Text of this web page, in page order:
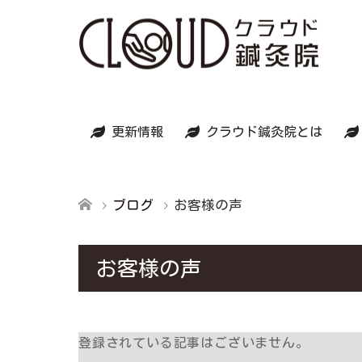
更新情報 クラウド鍼灸院とは
ブログ お客様の声
お客様の声
登録されている記事はございません。